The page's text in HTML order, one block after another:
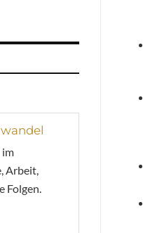
im
Arbeit,
Folgen.